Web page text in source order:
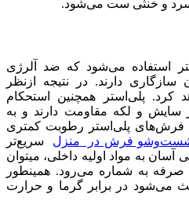
سرد و خنثی ست می‌شود.
استفاده می‌شود که ضد آلرژی
دارند. در نتیجه ازنظر
کرد. پلی‌استر همچنین استحکام
سایش و لکه‌ مقاومت دارند و به
فرش‌های پلی‌استر رطوبت کمتری
فرش در منزل سریع‌تر
به مواد اولیه داخلی، میتوان
به شماره می‌رود. همینطور
می‌شود در برابر گرما و حرارت